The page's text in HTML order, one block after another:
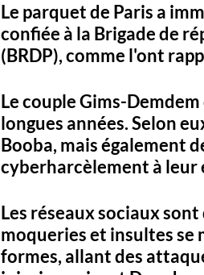
Le parquet de Paris a
confiée à la Brigade de
(BRDP), comme l'ont
Le couple Gims-
longues années. Selon
Booba, mais également
cyberharcèlement à leur
Les réseaux sociaux
moqueries et insultes
formes, allant des